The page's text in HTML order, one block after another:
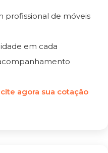
profissional de móveis
em cada
agora sua cotação